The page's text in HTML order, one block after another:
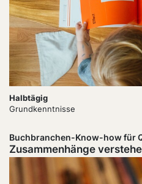
Dauer:
Halbtägig
Level
Grundkenntnisse
Buchbranchen-Know-how für
Zusammenhänge